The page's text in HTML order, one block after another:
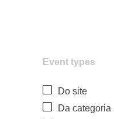
Event types
Do site
Da categoria